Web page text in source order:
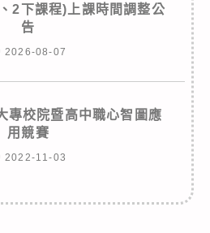
2下課程)上課時間調整公
告
2026-08-07
專校院暨高中職心智圖應
用競賽
2022-11-03